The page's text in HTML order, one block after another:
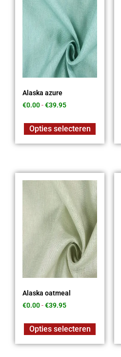
Alaska azure
€0.00 - €39.95
Opties selecteren
Alaska oatmeal
€0.00 - €39.95
Opties selecteren